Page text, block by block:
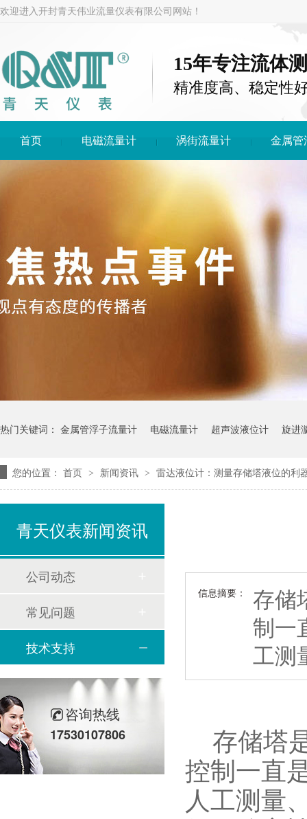
欢迎进入开封青天伟业流量仪表有限公司网站！
15年专注流体
精准度高、稳定性
首页 电磁流量计 涡街流量计 金属管
热门关键词： 金属管浮子流量计 电磁流量计 超声波液位计 旋进
您的位置： 首页 > 新闻资讯 > 雷达液位计：测量存储塔液位的利
信息摘要：
存储
制一
工测
存储塔
控制一直
人工测量
青天仪表新闻资讯
公司动态
常见问题
技术支持
咨询热线
17530107806